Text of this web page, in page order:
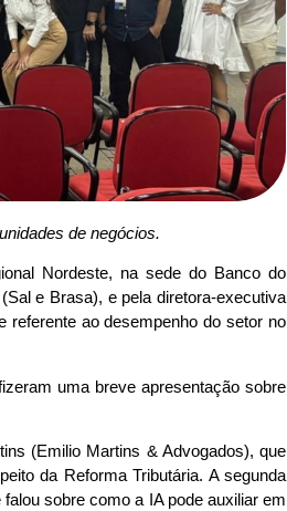
de negócios.
Nordeste, na sede do Banco do
e Brasa), e pela diretora-executiva
referente ao desempenho do setor no
uma breve apresentação sobre
(Emilio Martins & Advogados), que
da Reforma Tributária. A segunda
sobre como a IA pode auxiliar em